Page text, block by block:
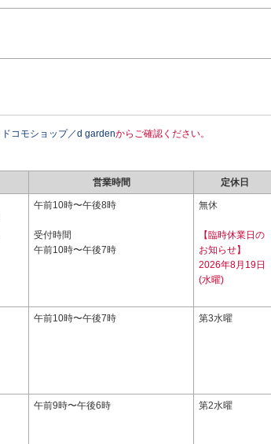
ドコモショップ／d gardenからご確認ください。
営業時間 定休日
午前10時〜午後8時
受付時間
午前10時〜午後7時
無休
【臨時休業日の
お知らせ】
2026年8月19日
(水曜)
午前10時〜午後7時 第3水曜
午前9時〜午後6時 第2水曜